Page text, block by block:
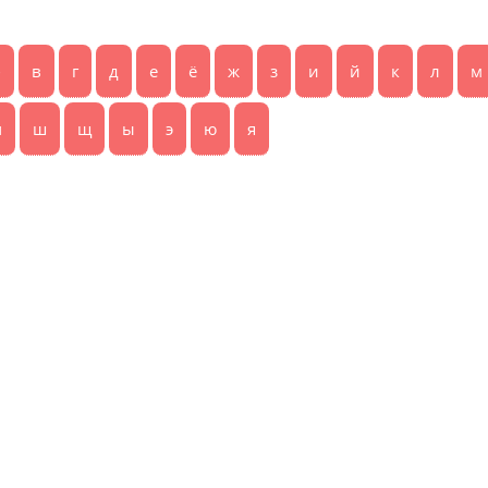
в г д е ё ж з и й к л м
ш щ ы э ю я